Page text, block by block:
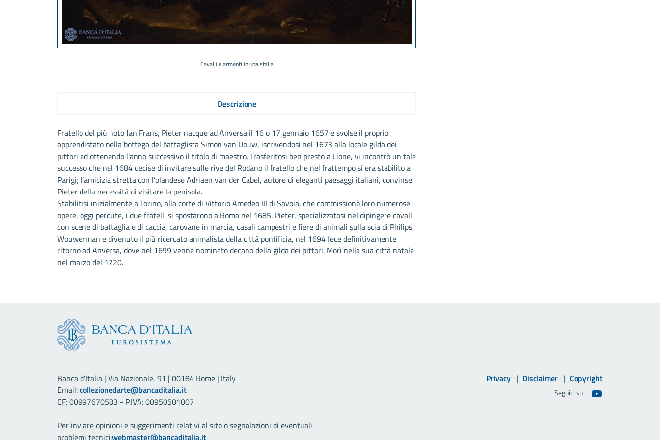
Cavalli e armenti in una stalla
Descrizione
Fratello del più noto Jan Frans, Pieter nacque ad Anversa il 16 o 17 gennaio 1657 e svolse il proprio
apprendistato nella bottega del battaglista Simon van Douw, iscrivendosi nel 1673 alla locale gilda dei
pittori ed ottenendo l’anno successivo il titolo di maestro. Trasferitosi ben presto a Lione, vi incontrò un tale
successo che nel 1684 decise di invitare sulle rive del Rodano il fratello che nel frattempo si era stabilito a
Parigi; l’amicizia stretta con l’olandese Adriaen van der Cabel, autore di eleganti paesaggi italiani, convinse
Pieter della necessità di visitare la penisola.
Stabilitisi inizialmente a Torino, alla corte di Vittorio Amedeo III di Savoia, che commissionò loro numerose
opere, oggi perdute, i due fratelli si spostarono a Roma nel 1685. Pieter, specializzatosi nel dipingere cavalli
con scene di battaglia e di caccia, carovane in marcia, casali campestri e fiere di animali sulla scia di Philips
Wouwerman e divenuto il più ricercato animalista della città pontificia, nel 1694 fece definitivamente
ritorno ad Anversa, dove nel 1699 venne nominato decano della gilda dei pittori. Morì nella sua città natale
nel marzo del 1720.
Banca d'Italia | Via Nazionale, 91 | 00184 Rome | Italy
Email:collezionedarte@bancaditalia.it
CF: 00997670583 - P.IVA: 00950501007
Per inviare opinioni e suggerimenti relativi al sito o segnalazioni di eventuali
problemi tecnici:webmaster@bancaditalia.it
Privacy Disclaimer Copyright
Seguici su